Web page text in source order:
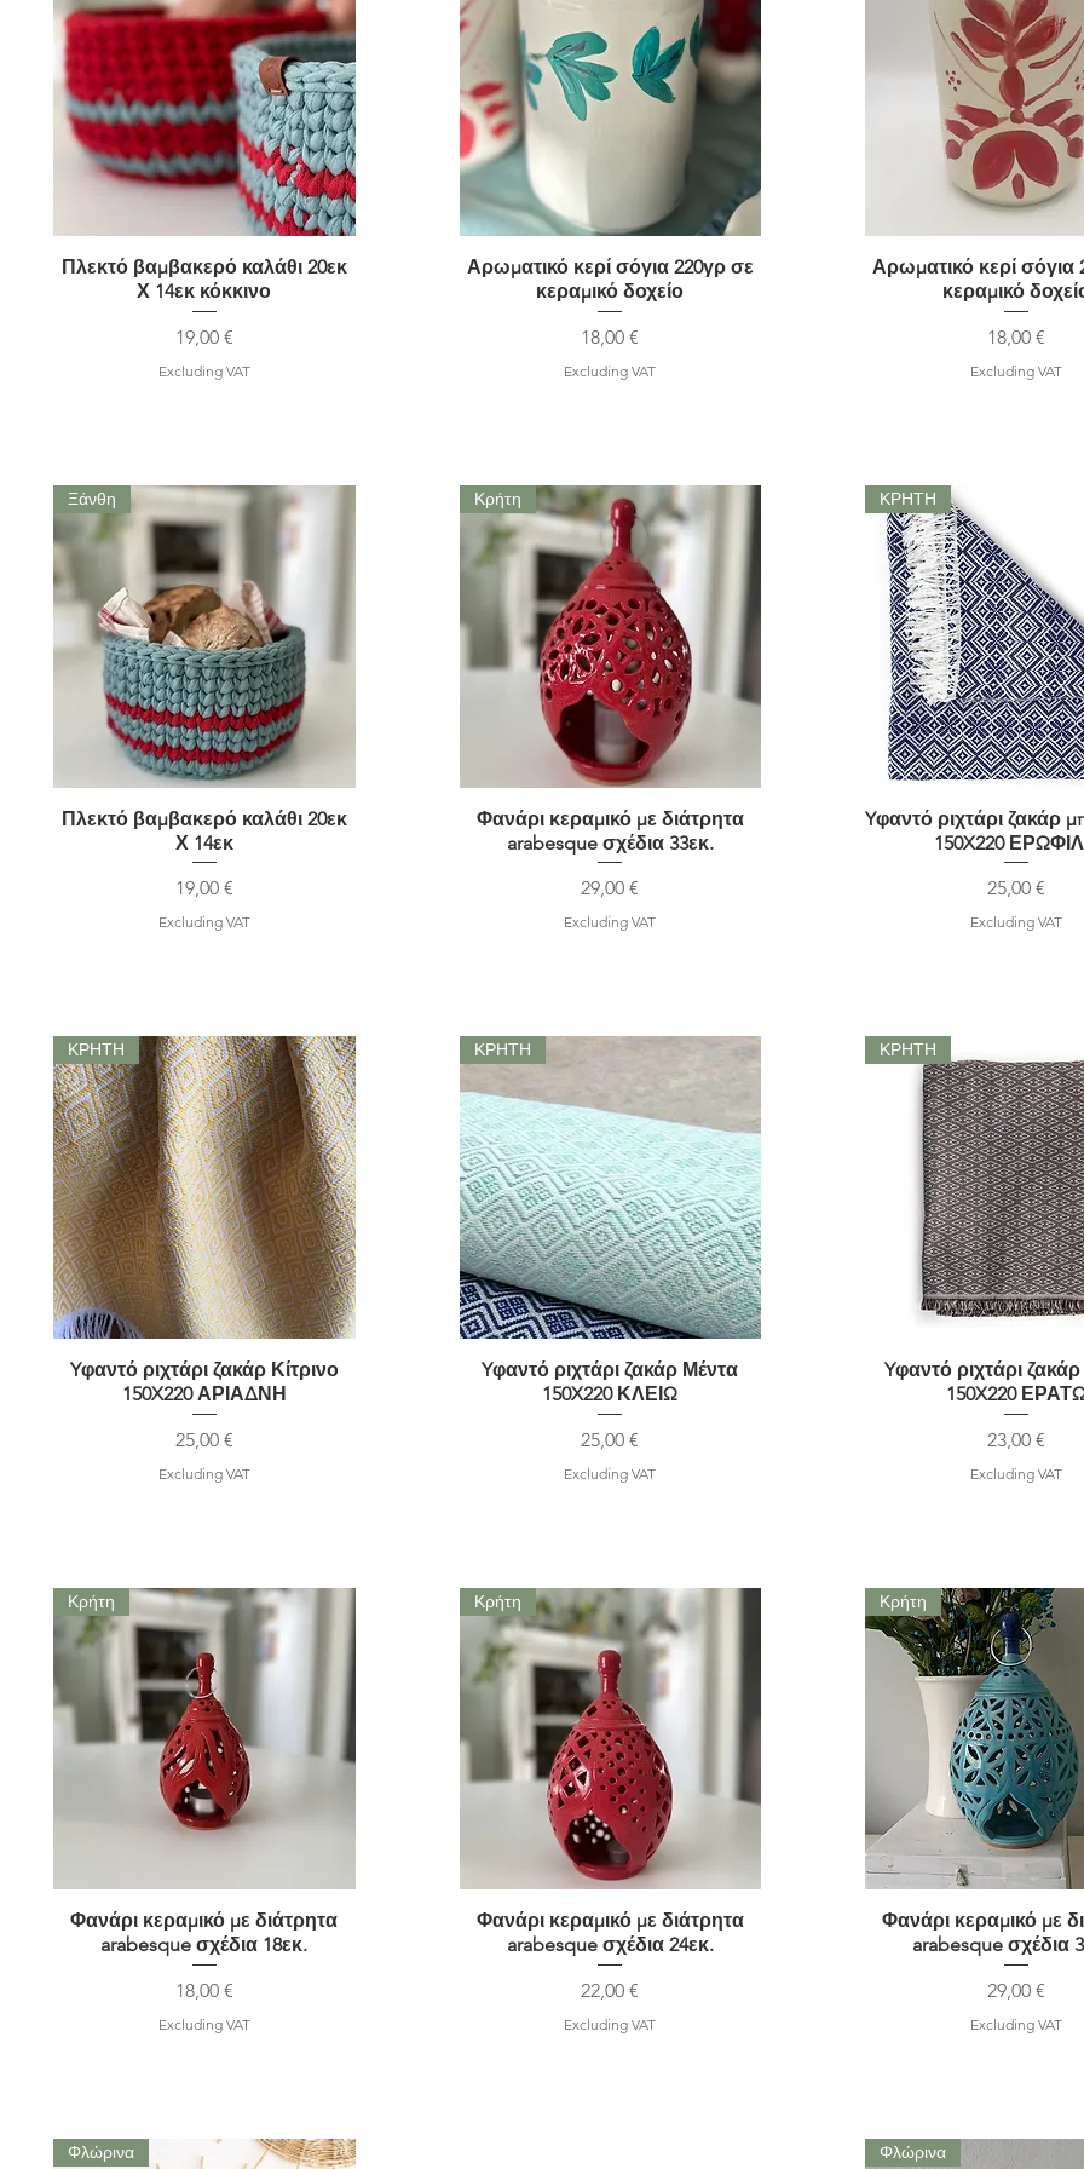
Quick View
Πλεκτό βαμβακερό καλάθι 20εκ
Χ 14εκ κόκκινο
Price
19,00 €
Excluding VAT
Quick View
Αρωματικό κερί σόγια 220γρ σε
κεραμικό δοχείο
Price
18,00 €
Excluding VAT
Quick View
Αρωματικό κερί σόγια
κεραμικό
Price
18,00 €
Excluding VAT
Quick View
Ξάνθη
Πλεκτό βαμβακερό καλάθι 20εκ
Χ 14εκ
Price
19,00 €
Excluding VAT
Quick View
Κρήτη
Φανάρι κεραμικό με διάτρητα
arabesque σχέδια 33εκ.
Price
29,00 €
Excluding VAT
Quick View
ΚΡΗΤΗ
Yφαντό ριχτάρι ζακάρ
150X220
Price
25,00 €
Excluding VAT
Quick View
ΚΡΗΤΗ
Yφαντό ριχτάρι ζακάρ Κίτρινο
150X220 ΑΡΙΑΔΝΗ
Price
25,00 €
Excluding VAT
Quick View
ΚΡΗΤΗ
Yφαντό ριχτάρι ζακάρ Μέντα
150X220 ΚΛΕΙΩ
Price
25,00 €
Excluding VAT
Quick View
ΚΡΗΤΗ
Yφαντό ριχτάρι
150X220
Price
23,00 €
Excluding VAT
Quick View
Κρήτη
Φανάρι κεραμικό με διάτρητα
arabesque σχέδια 18εκ.
Price
18,00 €
Excluding VAT
Quick View
Κρήτη
Φανάρι κεραμικό με διάτρητα
arabesque σχέδια 24εκ.
Price
22,00 €
Excluding VAT
Quick View
Κρήτη
Φανάρι κεραμικό με
arabesque σχέδια
Price
29,00 €
Excluding VAT
Φλώρινα Φλώρινα